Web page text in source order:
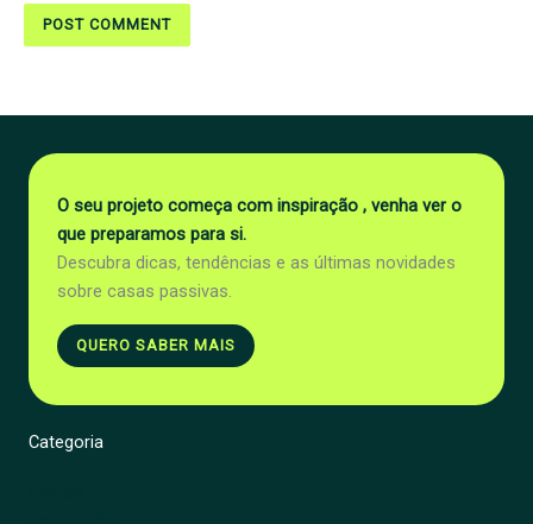
O seu projeto começa com inspiração , venha ver o
que preparamos para si.
Descubra dicas, tendências e as últimas novidades
sobre casas passivas.
QUERO SABER MAIS
Categoria